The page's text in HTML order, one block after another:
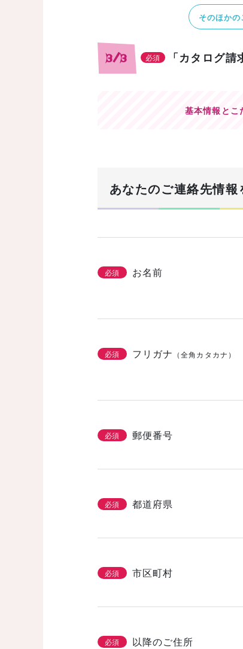
そのほかの
3/3 必須 「カタログ
基本情報とこ
あなたのご連絡先情報
必須 お名前
必須 フリガナ （全角カタカナ）
必須 郵便番号
必須 都道府県
必須 市区町村
必須 以降のご住所